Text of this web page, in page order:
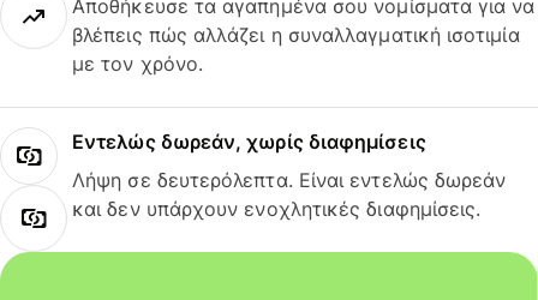
Αποθήκευσε τα αγαπημένα σου νομίσματα για να
βλέπεις πώς αλλάζει η συναλλαγματική ισοτιμία
με τον χρόνο.
Εντελώς δωρεάν, χωρίς διαφημίσεις
Λήψη σε δευτερόλεπτα. Είναι εντελώς δωρεάν
και δεν υπάρχουν ενοχλητικές διαφημίσεις.